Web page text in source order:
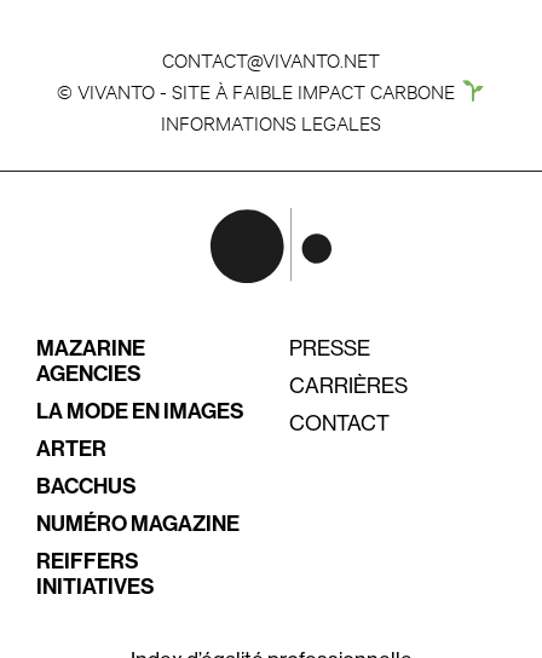
CONTACT@VIVANTO.NET
© VIVANTO - SITE À FAIBLE IMPACT CARBONE
INFORMATIONS LEGALES
MAZARINE
AGENCIES
LA MODE EN IMAGES
ARTER
BACCHUS
NUMÉRO MAGAZINE
REIFFERS
INITIATIVES
PRESSE
CARRIÈRES
CONTACT